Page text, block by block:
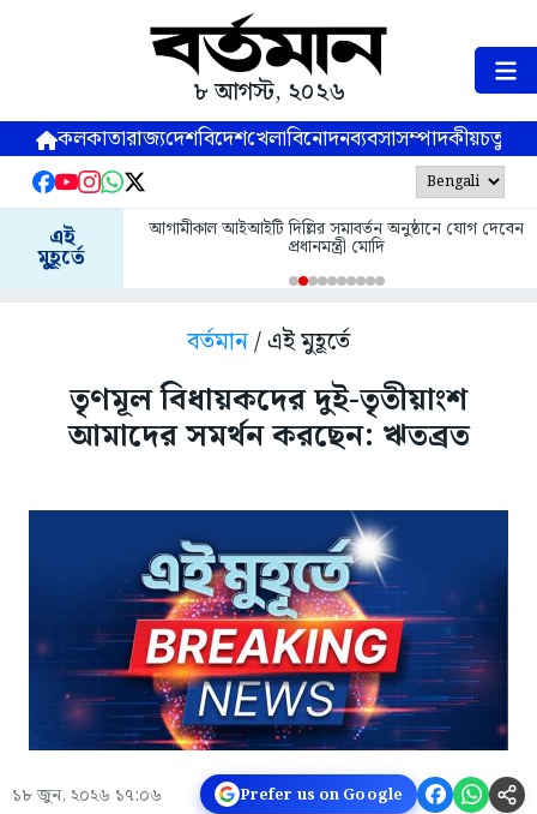
৮ আগস্ট, ২০২৬
কলকাতারাজ্যদেশবিদেশখেলাবিনোদনব্যবসাসম্পাদকীয়
এই
মুহূর্তে
আগামীকাল আইআইটি দিল্লির সমাবর্তন অনুষ্ঠানে যোগ দেবেন
প্রধানমন্ত্রী মোদি
বর্তমান/ এই মুহূর্তে
তৃণমূল বিধায়কদের দুই-তৃতীয়াংশ
আমাদের সমর্থন করছেন: ঋতব্রত
১৮ জুন, ২০২৬ ১৭:০৬ Prefer us on Google